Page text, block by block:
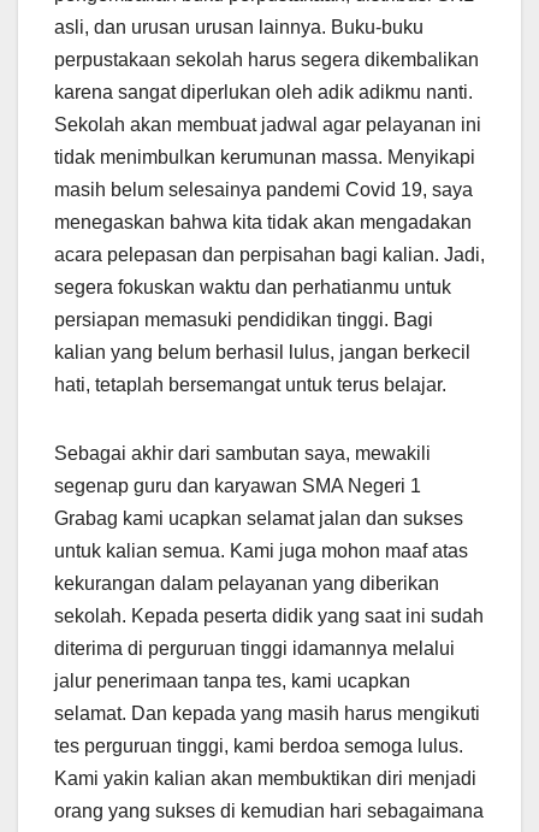
asli, dan urusan urusan lainnya. Buku-buku
perpustakaan sekolah harus segera dikembalikan
karena sangat diperlukan oleh adik adikmu nanti.
Sekolah akan membuat jadwal agar pelayanan ini
tidak menimbulkan kerumunan massa. Menyikapi
masih belum selesainya pandemi Covid 19, saya
menegaskan bahwa kita tidak akan mengadakan
acara pelepasan dan perpisahan bagi kalian. Jadi,
segera fokuskan waktu dan perhatianmu untuk
persiapan memasuki pendidikan tinggi. Bagi
kalian yang belum berhasil lulus, jangan berkecil
hati, tetaplah bersemangat untuk terus belajar.
Sebagai akhir dari sambutan saya, mewakili
segenap guru dan karyawan SMA Negeri 1
Grabag kami ucapkan selamat jalan dan sukses
untuk kalian semua. Kami juga mohon maaf atas
kekurangan dalam pelayanan yang diberikan
sekolah. Kepada peserta didik yang saat ini sudah
diterima di perguruan tinggi idamannya melalui
jalur penerimaan tanpa tes, kami ucapkan
selamat. Dan kepada yang masih harus mengikuti
tes perguruan tinggi, kami berdoa semoga lulus.
Kami yakin kalian akan membuktikan diri menjadi
orang yang sukses di kemudian hari sebagaimana